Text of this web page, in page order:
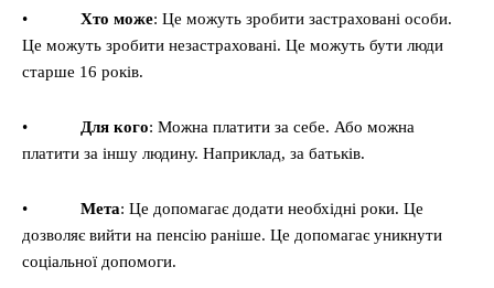
• Хто може: Це можуть зробити застраховані особи.
Це можуть зробити незастраховані. Це можуть бути люди
старше 16 років.
• Для кого: Можна платити за себе. Або можна
платити за іншу людину. Наприклад, за батьків.
• Мета: Це допомагає додати необхідні роки. Це
дозволяє вийти на пенсію раніше. Це допомагає уникнути
соціальної допомоги.